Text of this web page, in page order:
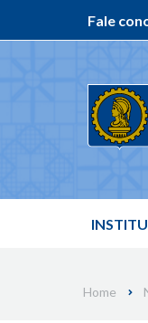
Fale
Home